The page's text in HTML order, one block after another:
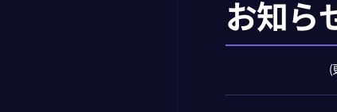
お知ら
(